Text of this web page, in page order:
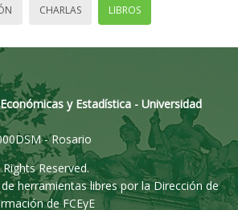
CHARLAS LIBROS
y Estadística - Universidad
- Rosario
Reserved.
herramientas libres por la Dirección de
de FCEyE